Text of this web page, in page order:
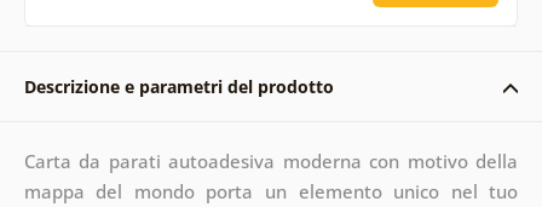
Descrizione e parametri del prodotto
Carta da parati autoadesiva moderna con motivo della
mappa del mondo porta un elemento unico nel tuo